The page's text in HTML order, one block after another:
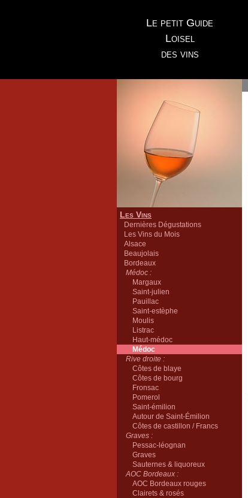
Le petit Guide
Loisel
des vins
Les Vins
Dernières Dégustations
Les Vins du Mois
Alsace
Beaujolais
Bordeaux
Médoc :
Margaux
Saint-julien
Pauillac
Saint-estèphe
Moulis
Listrac
Haut-médoc
Médoc
Rive droite :
Côtes de blaye
Côtes de bourg
Fronsac
Pomerol
Saint-émilion
Autour de Saint-Émilion
Côtes de castillon / Francs
Graves :
Pessac-léognan
Graves
Sauternes & liquoreux
AOC Bordeaux :
AOC Bordeaux rouges
Clairets & rosés